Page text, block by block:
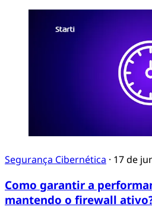
Segurança Cibernética · 17 de
Como garantir a
mantendo o firewall